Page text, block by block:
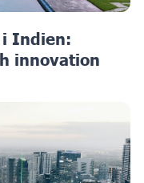
Indien:
innovation